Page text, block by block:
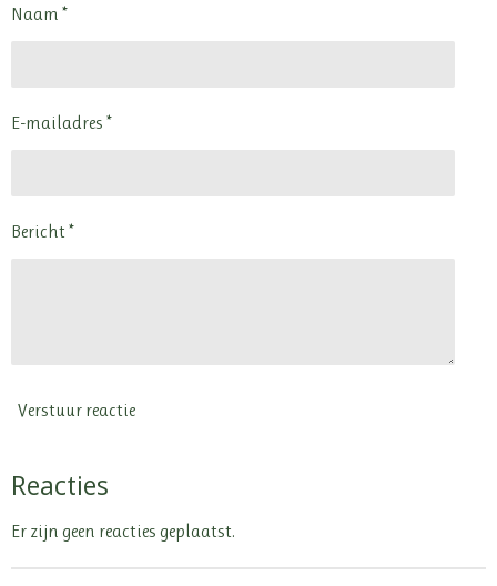
Naam *
E-mailadres *
Bericht *
Verstuur reactie
Reacties
Er zijn geen reacties geplaatst.